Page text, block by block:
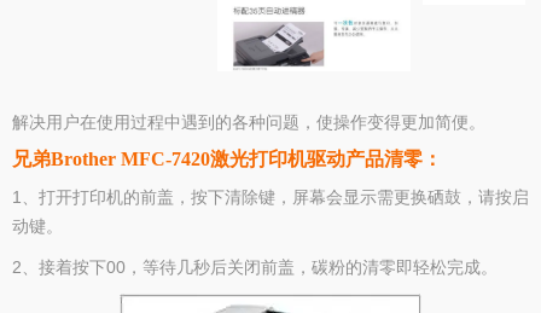
解决用户在使用过程中遇到的各种问题，使操作变得更加简便。
兄弟Brother MFC-7420激光打印机驱动产品清零：
1、打开打印机的前盖，按下清除键，屏幕会显示需更换硒鼓，请按启
动键。
2、接着按下00，等待几秒后关闭前盖，碳粉的清零即轻松完成。